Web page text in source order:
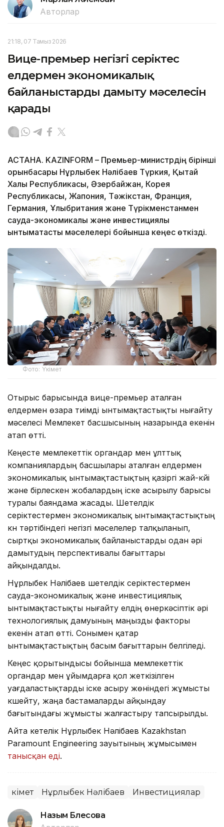
Авторлар
21:18, 07 Тамыз 2026
Вице-премьер негізгі серіктес
елдермен экономикалық
байланыстарды дамыту мәселесін
қарады
АСТАНА. KAZINFORM – Премьер-министрдің бірінші
орынбасары Нұрлыбек Нәлібаев Түркия, Қытай
Халық Республикасы, Әзербайжан, Корея
Республикасы, Жапония, Тәжікстан, Франция,
Германия, Ұлыбритания және Түрікменстанмен
сауда-экономикалық және инвестициялық
ынтымақтастық мәселелері бойынша кеңес өткізді.
Фото: Үкімет
Отырыс барысында вице-премьер аталған
елдермен өзара тиімді ынтымақтастықты нығайту
мәселесі Мемлекет басшысының назарында екенін
атап өтті.
Кеңесте мемлекеттік органдар мен ұлттық
компаниялардың басшылары аталған елдермен
экономикалық ынтымақтастықтың қазіргі жай-күйі
және бірлескен жобалардың іске асырылу барысы
туралы баяндама жасады. Шетелдік
серіктестермен экономикалық ынтымақтастықтың
күн тәртібіндегі негізгі мәселелер талқыланып,
сыртқы экономикалық байланыстарды одан әрі
дамытудың перспективалы бағыттары
айқындалды.
Нұрлыбек Нәлібаев шетелдік серіктестермен
сауда-экономикалық және инвестициялық
ынтымақтастықты нығайту елдің өнеркәсіптік әрі
технологиялық дамуының маңызды факторы
екенін атап өтті. Сонымен қатар
ынтымақтастықтың басым бағыттарын белгіледі.
Кеңес қорытындысы бойынша мемлекеттік
органдар мен ұйымдарға қол жеткізілген
уағдаластықтарды іске асыру жөніндегі жұмысты
күшейту, жаңа бастамаларды айқындау
бағытындағы жұмысты жалғастыру тапсырылды.
Айта кетелік Нұрлыбек Нәлібаев Kazakhstan
Paramount Engineering зауытының жұмысымен
танысқан еді.
Үкімет Нұрлыбек Нәлібаев Инвестициялар
Назым Бөлесова